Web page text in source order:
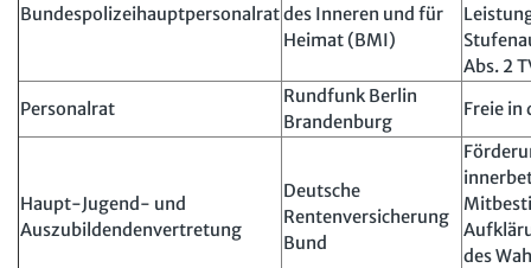
Bundespolizeihauptpersonalratdes Inneren und für
Heimat (BMI)
Abs. 2
Personalrat
Rundfunk Berlin
Brandenburg
Freie in
Haupt-Jugend- und
Auszubildendenvertretung
Deutsche
Rentenversicherung
Bund
des